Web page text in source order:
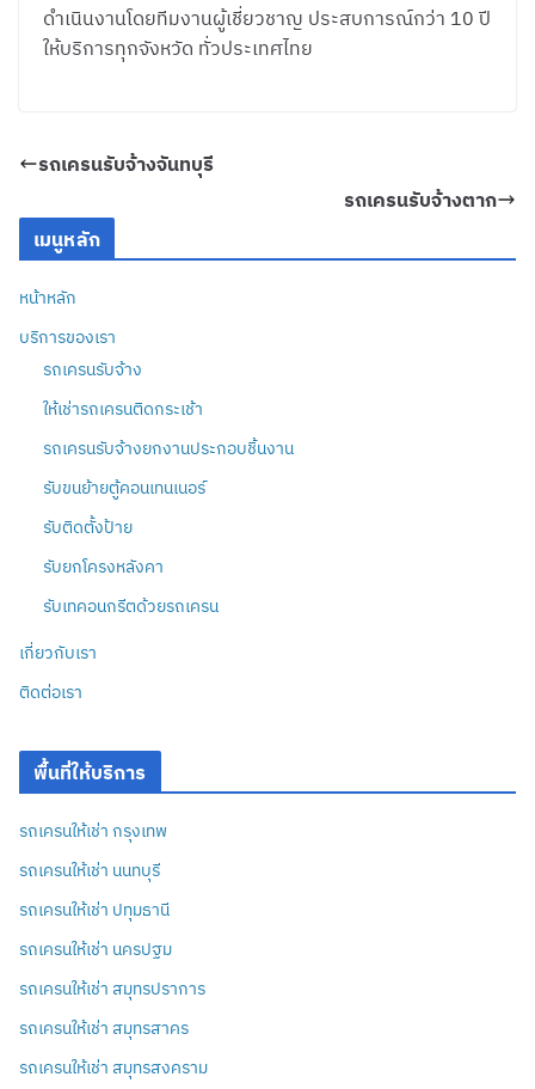
ดำเนินงานโดยทีมงานผู้เชี่ยวชาญ ประสบการณ์กว่า 10 ปี
ให้บริการทุกจังหวัด ทั่วประเทศไทย
รถเครนรับจ้างจันทบุรี
รถเครนรับจ้างตาก
เมนูหลัก
หน้าหลัก
บริการของเรา
รถเครนรับจ้าง
ให้เช่ารถเครนติดกระเช้า
รถเครนรับจ้างยกงานประกอบชิ้นงาน
รับขนย้ายตู้คอนเทนเนอร์
รับติดตั้งป้าย
รับยกโครงหลังคา
รับเทคอนกรีตด้วยรถเครน
เกี่ยวกับเรา
ติดต่อเรา
พื้นที่ให้บริการ
รถเครนให้เช่า กรุงเทพ
รถเครนให้เช่า นนทบุรี
รถเครนให้เช่า ปทุมธานี
รถเครนให้เช่า นครปฐม
รถเครนให้เช่า สมุทรปราการ
รถเครนให้เช่า สมุทรสาคร
รถเครนให้เช่า สมุทรสงคราม